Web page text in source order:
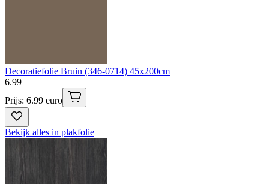
Decoratiefolie Bruin (346-0714) 45x200cm
6.99
Prijs: 6.99 euro
Bekijk alles in plakfolie